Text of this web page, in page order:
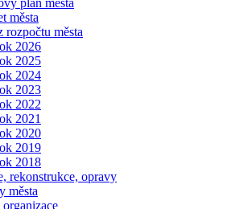
plán města
města
rozpočtu města
2026
2025
2024
2023
2022
2021
2020
2019
2018
rekonstrukce, opravy
města